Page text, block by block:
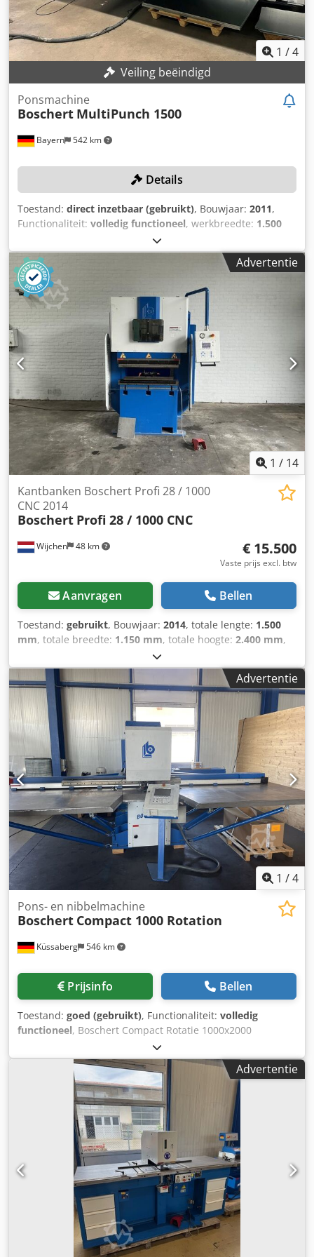
1 /4
Veiling beëindigd
Bayern 542 km
Ponsmachine
Boschert MultiPunch 1500
Details
Toestand: direct inzetbaar (gebruikt), Bouwjaar: 2011,
Functionaliteit: volledig functioneel, werkbreedte: 1.500
, werkstukgewicht (max.):
plaatdikte (max.):4 mm, werkende lengte:3.000 mm,
TECHNISCHE GEGEVENS Ponkracht, max.: 280 kN
Werkgebied: 1.500 x 3.000 mm Plaatdikte, max.: 4 mm
Gewicht van het werkstuk, max.: 200 kg Cjdpfx
Aqezliviexsrf MACHINEGEGEVENS Gewicht van de machine:
15.800 kg
Advertentie
1 / 14
Wijchen 48 km
Kantbanken Boschert Profi 28 / 1000
CNC 2014
Boschert Profi 28 / 1000 CNC
€ 15.500
Vaste prijs excl. btw
Aanvragen Bellen
Toestand: gebruikt, Bouwjaar: 2014, totale lengte: 1.500
mm, totale breedte: 1.150 mm, totale hoogte: 2.400 mm,
Gewicht: 3.600 kg - Bouwjaar: 2014 - Documentatie
aanwezig: Ja - CE markering aanwezig: Ja - CE certificaat
aanwezig: Nee - Serienummer: 441 Crodpfx Aqjxapftoxsf -
Vermogen [kW]: 3.0 - Vermogen [ton]: 28 - Max.
werkbreedte [mm]: 1000 - Afstand tussen kolommen [mm]:
950 - Uitlading [mm]: 220 - Diepte aanslag [mm]: 415 -
Transportafmetingen: 1500mm x 1150mm x 2400mm (l x b
x h) - Transportgewicht [kg]: 3600kg - Transportcolli [st.]: 1
Financiële informatie BTW: De getoonde prijs is exclusief
BTW BTW/marge: BTW verrekenbaar voor ondernemers
Levering en inruil altijd mogelijk van alles in de industriële
sectoren Lukas van Rossum
Advertentie
1 /4
Küssaberg 546 km
Pons- en nibbelmachine
Boschert Compact 1000 Rotation
Prijsinfo Bellen
Toestand: goed (gebruikt), Functionaliteit: volledig
functioneel, Boschert Compact Rotatie 1000x2000
Uitgerust met het Trumpf-gereedschapssysteem en
voorzien van de Boschert-rotatie, waarmee het
gereedschap continu 360° kan worden gedraaid, tot
gereedschapsmaat III. Ponkracht 28 ton. Crjdpfsznu T Eox
Aqxef Spuitinrichting. Afzuiging van ponsresten.
Advertentie